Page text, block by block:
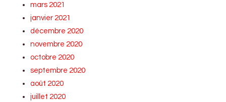
mars 2021
janvier 2021
décembre 2020
novembre 2020
octobre 2020
septembre 2020
août 2020
juillet 2020